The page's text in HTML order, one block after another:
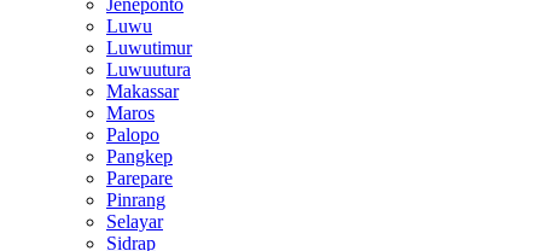
Jeneponto
Luwu
Luwutimur
Luwuutura
Makassar
Maros
Palopo
Pangkep
Parepare
Pinrang
Selayar
Sidrap